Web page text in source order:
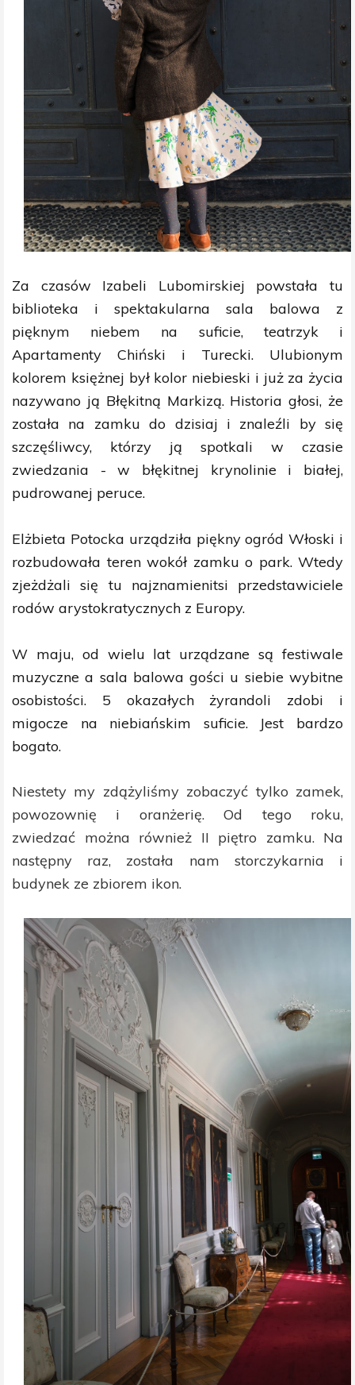
Za czasów Izabeli Lubomirskiej powstała tu
biblioteka i spektakularna sala balowa z
pięknym niebem na suficie, teatrzyk i
Apartamenty Chiński i Turecki. Ulubionym
kolorem księżnej był kolor niebieski i już za życia
nazywano ją Błękitną Markizą. Historia głosi, że
została na zamku do dzisiaj i znaleźli by się
szczęśliwcy, którzy ją spotkali w czasie
zwiedzania - w błękitnej krynolinie i białej,
pudrowanej peruce.
Elżbieta Potocka urządziła piękny ogród Włoski i
rozbudowała teren wokół zamku o park. Wtedy
zjeżdżali się tu najznamienitsi przedstawiciele
rodów arystokratycznych z Europy.
W maju, od wielu lat urządzane są festiwale
muzyczne a sala balowa gości u siebie wybitne
osobistości. 5 okazałych żyrandoli zdobi i
migocze na niebiańskim suficie. Jest bardzo
bogato.
Niestety my zdążyliśmyzobaczyć tylko zamek,
powozownię i oranżerię. Od tego roku,
zwiedzać można również II piętro zamku. Na
następny raz, została nam storczykarnia i
budynek ze zbiorem ikon.